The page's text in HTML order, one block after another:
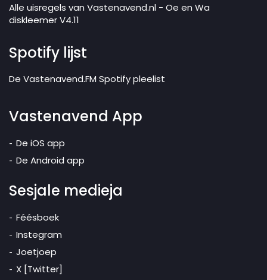
Alle uisregels van Vastenavend.nl - Oe en Wa
diskleemer V4.11
Spotify lijst
De Vastenavend.FM Spotify pleelist
Vastenavend App
De iOS app
De Android app
Sesjale medieja
Féésboek
Instegram
Joetjoep
X [Twitter]